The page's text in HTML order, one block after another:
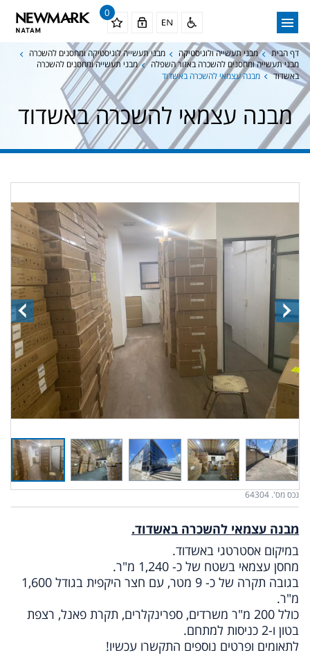
0
דף הבית מבני תעשייה ולוגיסטיקה
מבני תעשייה לוגיסטיקה ומחסנים להשכרה
מבני תעשייה ומחסנים להשכרה באזור השפלה
מבני תעשייה ומחסנים להשכרה
באשדוד
מבנה עצמאי להשכרה באשדוד
מבנה עצמאי להשכרה באשדוד
נכס מס'. 64304
מבנה עצמאי להשכרה באשדוד.
במיקום אסטרטגי באשדוד.
מחסן עצמאי בשטח של כ- 1,240 מ"ר.
בגובה תקרה של כ- 9 מטר, עם חצר היקפית בגודל 1,600
מ"ר.
כולל 200 מ"ר משרדים, ספרינקלרים, תקרת פאנל, רצפת
בטון ו-2 כניסות למתחם.
לתאומים ופרטים נוספים התקשרו עכשיו!